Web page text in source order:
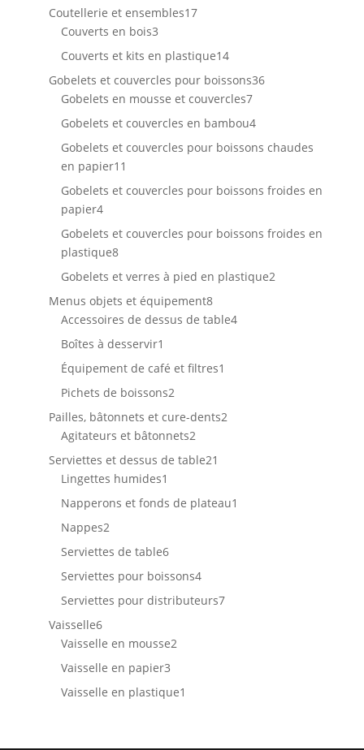
Coutellerie et ensembles1717
Couverts en bois33
produits
Couverts et kits en plastique1414
produits
Gobelets et couvercles pour boissons3636
Gobelets en mousse et couvercles77
produits
Gobelets et couvercles en bambou44
produits
Gobelets et couvercles pour boissons chaudes
en papier11
produits
Gobelets et couvercles pour boissons froides en
papier44
produits
Gobelets et couvercles pour boissons froides en
plastique88
produits
Gobelets et verres à pied en plastique22
Menus objets et équipement88
produits
Accessoires de dessus de table44
Boîtes à desservir1
produit
Équipement de café et filtres1
Pichets de boissons22
produits
Pailles, bâtonnets et cure-dents22
Agitateurs et bâtonnets22
produits
Serviettes et dessus de table21
Lingettes humides1
produit
Napperons et fonds de plateau1
Nappes22
produits
Serviettes de table66
produits
Serviettes pour boissons44
produits
Serviettes pour distributeurs77
Vaisselle66
produits
Vaisselle en mousse22
Vaisselle en papier33
produits
Vaisselle en plastique1